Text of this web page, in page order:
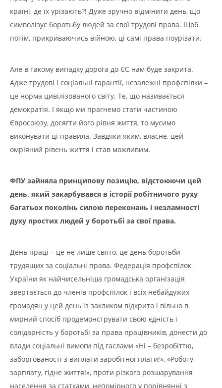
країні, де їх урізають?! Дуже зручно відмінити день, що
символізує боротьбу людей за свої трудові права. Щоб
потім, прикриваючись війною, ці самі права поурізати.
Але в такому випадку дорога до ЄС нам буде закрита.
Адже трудові і соціальні гарантії, незалежні профспілки –
це норма цивілізованого світу. Те, що називається
демократія. І якщо ми прагнемо стати частиною
Євросоюзу, досягти його рівня життя, то мусимо
виконувати ці правила. Завдяки яким, власне, цей
омріяний рівень життя і став можливим.
ФПУ зайняла принципову позицію, відстоюючи цей
день, який закарбувався в історії робітничого руху
багатьох поколінь силою переконань і незламності
духу простих людей у боротьбі за свої права.
День праці – це не лише свято, це день боротьби
трудящих за соціальні права. Федерація профспілок
України як найчисельніша громадська організація
звертається до членів профспілок і всіх небайдужих
громадян у цей день із закликом відкрито і вільно в
мирний спосіб продемонструвати свою єдність і
солідарність у боротьбі за права працівників, донести до
влади соціальні вимоги під гаслами «Ні – безробіттю,
заборгованості з виплати заробітної плати!», «Роботу,
зарплату, гідне життя!», проти різкого розшарування
населення за статками, непомірного у порівнянні з